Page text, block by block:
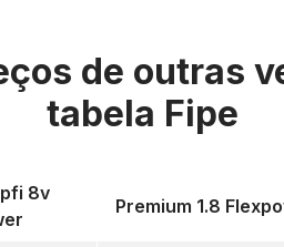
de outras
tabela Fipe
8v
Premium 1.8